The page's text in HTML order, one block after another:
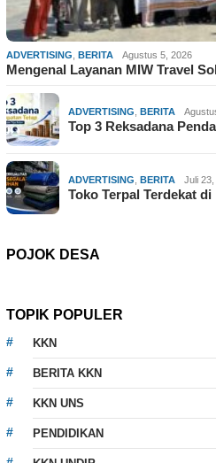
ADVERTISING BERITA Agustus 5, 2026
Mengenal Layanan MIW Travel
ADVERTISING BERITA
Top 3 Reksadana
ADVERTISING BERITA Juli
Toko Terpal Terdekat
POJOK DESA
TOPIK POPULER
KKN
BERITA KKN
KKN UNS
PENDIDIKAN